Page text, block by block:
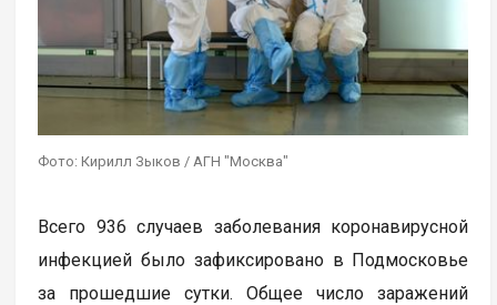
Фото: Кирилл Зыков / АГН "Москва"
Всего 936 случаев заболевания коронавирусной
инфекцией было зафиксировано в Подмосковье
за прошедшие сутки. Общее число заражений